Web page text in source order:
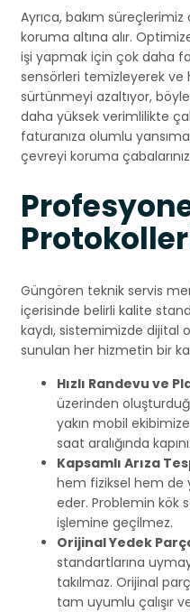
Ayrıca, bakım süreçlerimiz
koruma altına alır.
işi yapmak için çok daha
sensörleri temizleyerek ve
sürtünmeyi azaltıyor,
daha yüksek verimlilikte
faturanıza olumlu
çevreyi koruma
Güngören teknik servis
içerisinde belirli kalite
kaydı, sistemimizde dijital
sunulan her hizmetin bir
Hızlı Randevu ve
üzerinden
yakın mobil
saat aralığında
Kapsamlı Arıza
hem fiziksel hem de
eder. Problemin kök
işlemine geçilmez.
Orijinal Yedek
standartlarına
takılmaz. Orijinal
tam uyumlu çalışır